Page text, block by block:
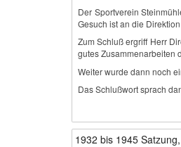
Der Sportverein
Gesuch ist an die
Zum Schluß ergriff Herr
gutes Zusammenarbeiten
Weiter wurde dann noch
Das Schlußwort sprach
1932 bis 1945